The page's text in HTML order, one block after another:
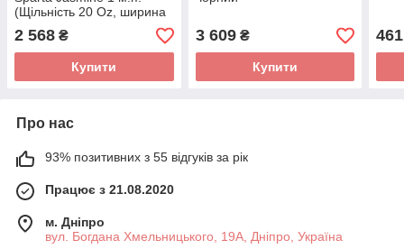
(Щільність 20 Oz, ширина
2.59 м) для човнів і катерів
2 568 ₴
Купити
3 609₴
Купити
461
Про нас
93% позитивних з 55 відгуків за рік
Працює з 21.08.2020
м. Дніпро
вул. Богдана Хмельницького, 19А, Дніпро, Україна